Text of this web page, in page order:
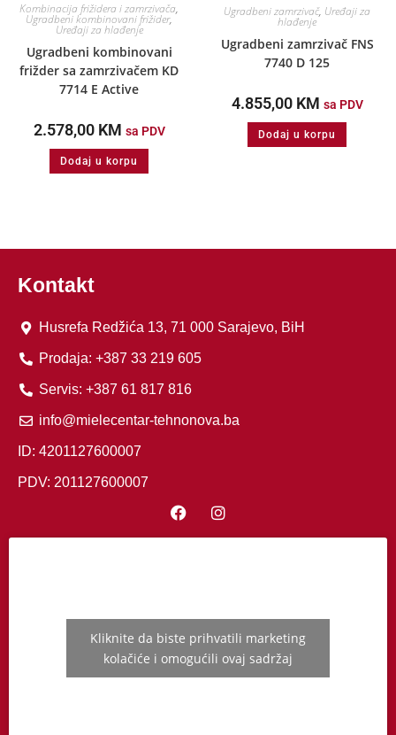
Kombinacija frižidera i zamrzivača,
Ugradbeni kombinovani frižider,
Uređaji za hlađenje
Ugradbeni kombinovani
frižder sa zamrzivačem KD
7714 E Active
2.578,00 KM sa PDV
Dodaj u korpu
Ugradbeni zamrzivač, Uređaji za
hlađenje
Ugradbeni zamrzivač FNS
7740 D 125
4.855,00 KM sa PDV
Dodaj u korpu
Kliknite da biste prihvatili marketing
kolačiće i omogućili ovaj sadržaj
Kontakt
Husrefa Redžića 13, 71 000 Sarajevo, BiH
Prodaja: +387 33 219 605
Servis: +387 61 817 816
info@mielecentar-tehnonova.ba
ID: 4201127600007
PDV: 201127600007